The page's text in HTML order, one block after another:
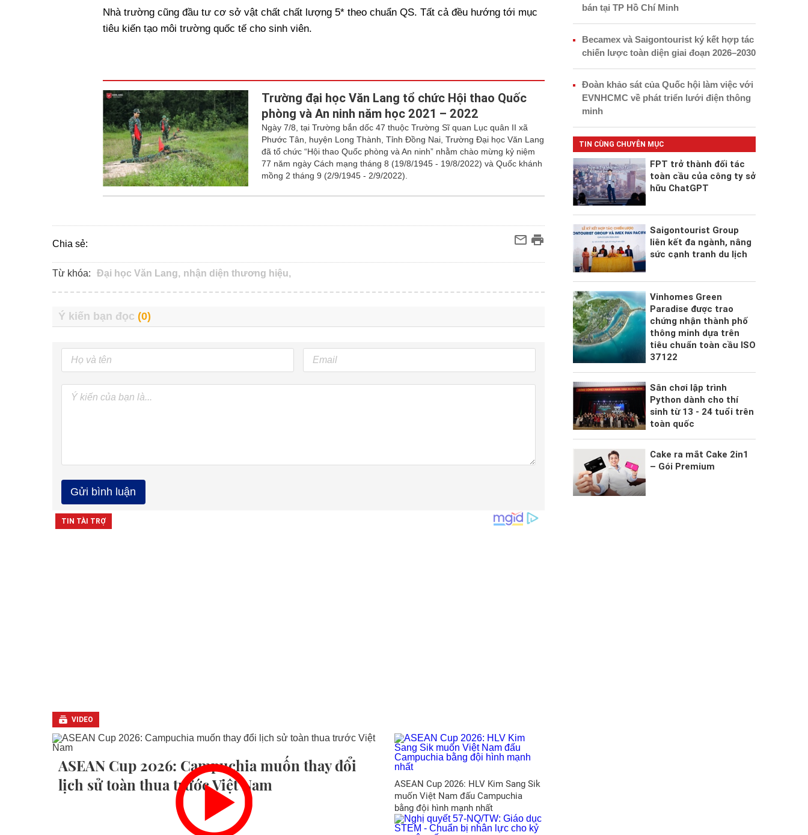
Nhà trường cũng đầu tư cơ sở vật chất chất lượng 5* theo chuẩn QS. Tất cả đều hướng tới mục
tiêu kiến tạo môi trường quốc tế cho sinh viên.
Trường đại học Văn Lang tổ chức Hội thao Quốc
phòng và An ninh năm học 2021 – 2022
Ngày 7/8, tại Trường bắn dốc 47 thuộc Trường Sĩ quan Lục quân II xã
Phước Tân, huyện Long Thành, Tỉnh Đồng Nai, Trường Đại học Văn Lang
đã tổ chức “Hội thao Quốc phòng và An ninh” nhằm chào mừng kỷ niệm
77 năm ngày Cách mạng tháng 8 (19/8/1945 - 19/8/2022) và Quốc khánh
mồng 2 tháng 9 (2/9/1945 - 2/9/2022).
Chia sẻ:
Từ khóa: Đại học Văn Lang, nhận diện thương hiệu,
VIDEO
ASEAN Cup 2026: Campuchia muốn thay đổi
lịch sử toàn thua trước Việt Nam
ASEAN Cup 2026: HLV Kim Sang Sik
muốn Việt Nam đấu Campuchia
bằng đội hình mạnh nhất
bán tại TP Hồ Chí Minh
Becamex và Saigontourist ký kết hợp tác
chiến lược toàn diện giai đoạn 2026–2030
Đoàn khảo sát của Quốc hội làm việc với
EVNHCMC về phát triển lưới điện thông
minh
TIN CÙNG CHUYÊN MỤC
FPT trở thành đối tác
toàn cầu của công ty sở
hữu ChatGPT
Saigontourist Group
liên kết đa ngành, nâng
sức cạnh tranh du lịch
Vinhomes Green
Paradise được trao
chứng nhận thành phố
thông minh dựa trên
tiêu chuẩn toàn cầu ISO
37122
Sân chơi lập trình
Python dành cho thí
sinh từ 13 - 24 tuổi trên
toàn quốc
Cake ra mắt Cake 2in1
– Gói Premium